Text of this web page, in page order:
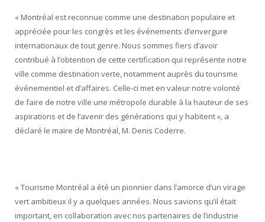
« Montréal est reconnue comme une destination populaire et
appréciée pour les congrès et les événements d’envergure
internationaux de tout genre. Nous sommes fiers d’avoir
contribué à l’obtention de cette certification qui représente notre
ville comme destination verte, notamment auprès du tourisme
événementiel et d’affaires. Celle-ci met en valeur notre volonté
de faire de notre ville une métropole durable à la hauteur de ses
aspirations et de l’avenir des générations qui y habitent », a
déclaré le maire de Montréal, M. Denis Coderre.
« Tourisme Montréal a été un pionnier dans l’amorce d’un virage
vert ambitieux il y a quelques années. Nous savions qu’il était
important, en collaboration avec nos partenaires de l’industrie